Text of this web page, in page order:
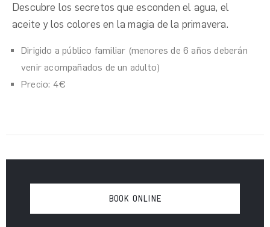
Descubre los secretos que esconden el agua, el
aceite y los colores en la magia de la primavera.
Dirigido a público familiar (menores de 6 años deberán
venir acompañados de un adulto)
Precio: 4€
BOOK ONLINE